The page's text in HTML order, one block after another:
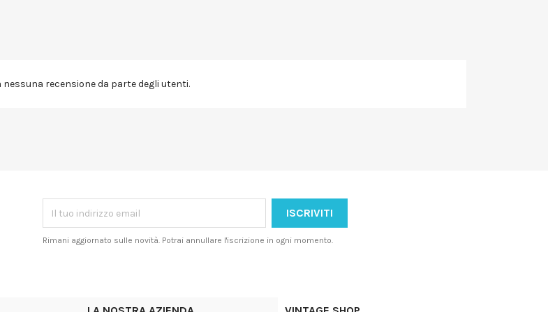
nessuna recensione da parte degli utenti.
Rimani aggiornato sulle novità. Potrai annullare l'iscrizione in ogni momento.